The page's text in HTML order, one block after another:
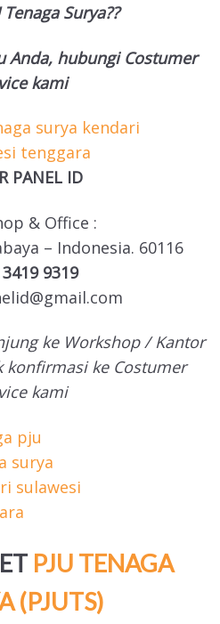
Surya??
Anda, hubungi Costumer
kami
PANEL ID
& Office :
– Indonesia. 60116
9319
ke Workshop / Kantor
ke Costumer
kami
PJU TENAGA
(PJUTS)